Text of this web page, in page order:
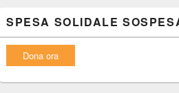
SPESA SOLIDALE
Dona ora